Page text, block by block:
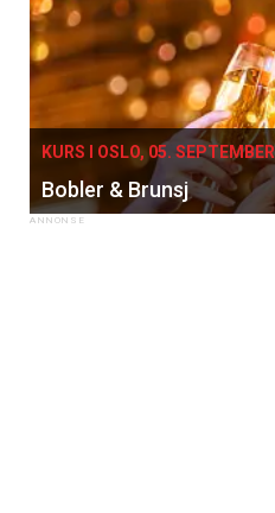
KURS I OSLO, 05. SEPTEMBER
Bobler & Brunsj